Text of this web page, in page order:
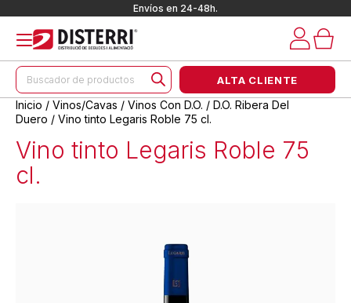
Envíos en 24-48h.
Búsqueda
de
productos
ALTA CLIENTE
Inicio / Vinos/Cavas / Vinos Con D.O. / D.O. Ribera Del
Duero / Vino tinto Legaris Roble 75 cl.
Vino tinto Legaris Roble 75
cl.